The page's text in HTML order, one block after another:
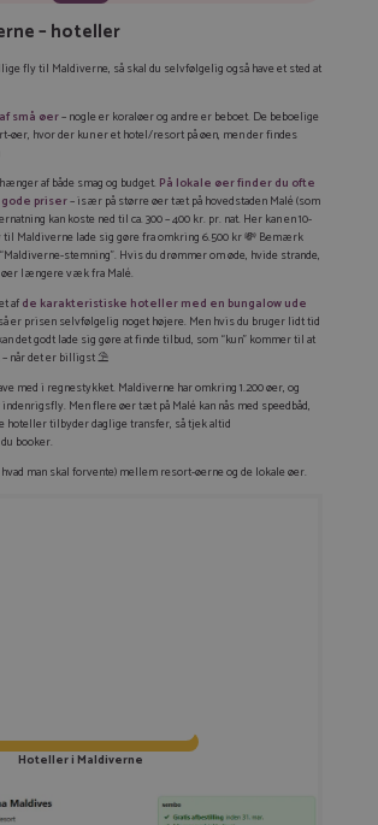
– hoteller
fly til Maldiverne, så skal du selvfølgelig også have et sted at
små øer– nogle er koraløer og andre er beboet. De beboelige
øer, hvor der kun er et hotel/resort på øen, men der findes
af både smag og budget. På lokale øer finder du ofte
priser– især på større øer tæt på hovedstaden Malé (som
kan koste ned til ca. 300 – 400 kr. pr. nat. Her kan en 10-
Maldiverne lade sig gøre fra omkring 6.500 kr 💸 Bemærk
stemning”. Hvis du drømmer om øde, hvide strande,
øer længere væk fra Malé.
afde karakteristiske hoteller med en bungalow ude
er prisen selvfølgelig noget højere. Men hvis du bruger lidt tid
det godt lade sig gøre at finde tilbud, som “kun” kommer til at
– når det er billigst ⛱️
med i regnestykket. Maldiverne har omkring 1.200 øer, og
Men flere øer tæt på Malé kan nås med speedbåd,
hoteller tilbyder daglige transfer, så tjek altid
booker.
man skal forvente) mellem resort-øerne og de lokale øer.
Hoteller i Maldiverne